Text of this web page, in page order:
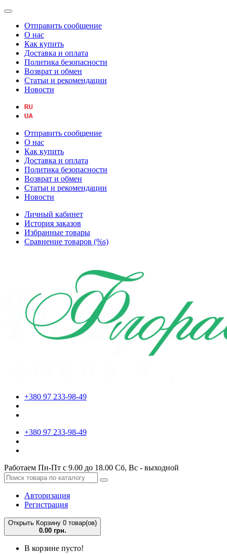
Отправить сообщение
О нас
Как купить
Доставка и оплата
Политика безопасности
Возврат и обмен
Статьи и рекомендации
Новости
Отправить сообщение
О нас
Как купить
Доставка и оплата
Политика безопасности
Возврат и обмен
Статьи и рекомендации
Новости
Личный кабинет
История заказов
Избранные товары
Сравнение товаров (%s)
+380 97 233-98-49
+380 97 233-98-49
Работаем Пн-Пт с 9.00 до 18.00 Сб, Вс - выходной
Авторизация
Регистрация
Открыть Корзину 0 товар(ов)
0.00 грн.
В корзине пусто!